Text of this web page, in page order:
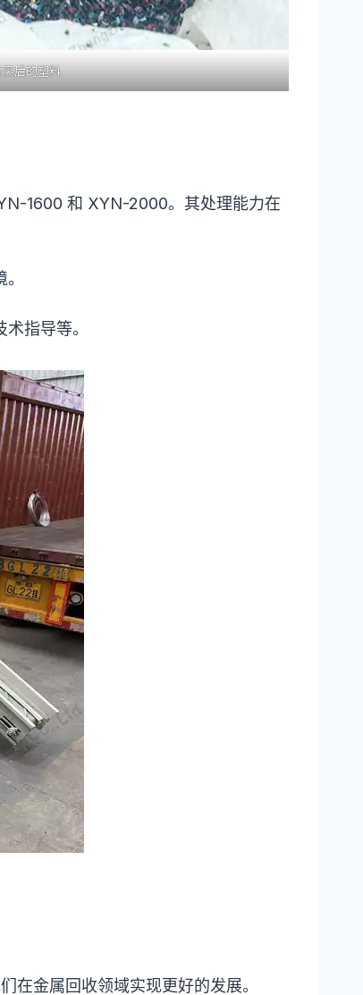
离后的塑料
1600 和 XYN-2000。其处理能力在
指导等。
在金属回收领域实现更好的发展。